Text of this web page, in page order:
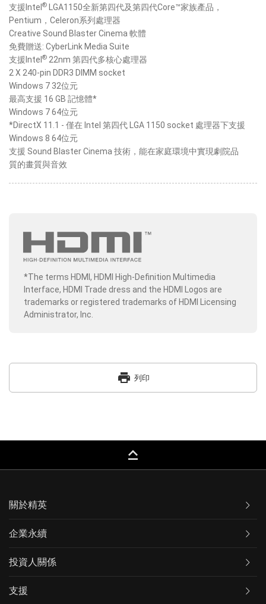
支援Intel ®
LGA1150全新第四代及第四代Core™家族產品，
Pentium，Celeron系列處理器
Creative Sound Blaster Cinema 軟體
免費贈送: CyberLink Media Suite
支援Intel ® 22nm 第四代多核心處理器
2 X 240-pin DDR3 DIMM socket
Windows 7 32位元
最高支援 16 GB 記憶體*
Windows 7 64位元
*DirectX 11.1 - 僅在 Intel 第四代 LGA 1150 socket 處理器下支援
Windows 8 64位元
支援 Sound Blaster Cinema 技術，能在家庭環境中實現劇院品
質的畫質與音效
*The terms HDMI, HDMI High-Definition Multimedia
Interface, HDMI Trade dress and the HDMI Logos are
trademarks or registered trademarks of HDMI Licensing
Administrator, Inc.
print 列印
keyboard_capslock
關於精英
企業永續
投資人關係
支援